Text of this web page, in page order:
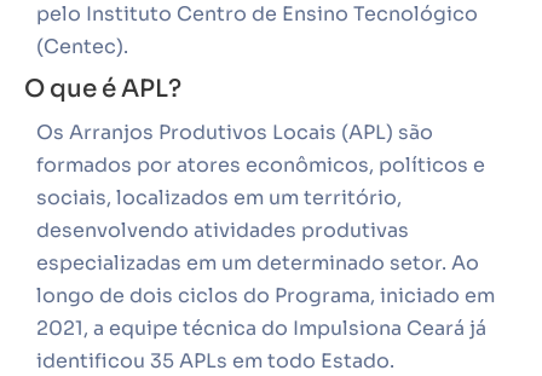
pelo Instituto Centro de Ensino Tecnológico
(Centec).
O que é APL?
Os Arranjos Produtivos Locais (APL) são
formados por atores econômicos, políticos e
sociais, localizados em um território,
desenvolvendo atividades produtivas
especializadas em um determinado setor. Ao
longo de dois ciclos do Programa, iniciado em
2021, a equipe técnica do Impulsiona Ceará já
identificou 35 APLs em todo Estado.